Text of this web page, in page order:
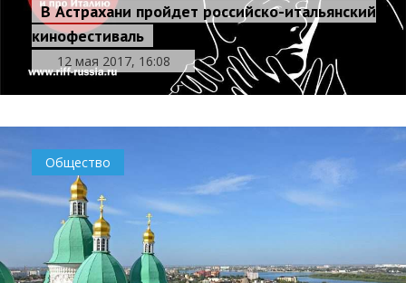
В Астрахани пройдет российско-итальянский
кинофестиваль
12 мая 2017, 16:08
Общество